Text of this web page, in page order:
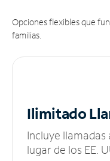
Opciones flexibles que
familias.
Ilimitado
Incluye
lugar de los EE.